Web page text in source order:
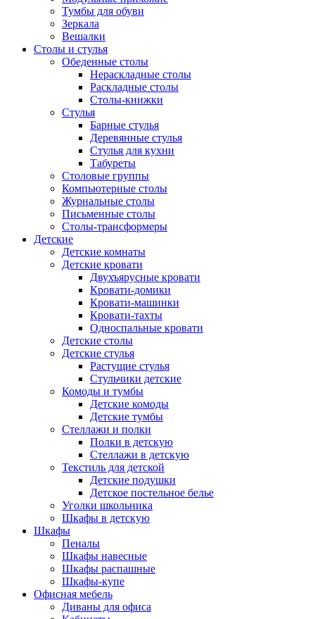
Тумбы для обуви
Зеркала
Вешалки
Столы и стулья
Обеденные столы
Нераскладные столы
Раскладные столы
Столы-книжки
Стулья
Барные стулья
Деревянные стулья
Стулья для кухни
Табуреты
Столовые группы
Компьютерные столы
Журнальные столы
Письменные столы
Столы-трансформеры
Детские
Детские комнаты
Детские кровати
Двухъярусные кровати
Кровати-домики
Кровати-машинки
Кровати-тахты
Односпальные кровати
Детские столы
Детские стулья
Растущие стулья
Стульчики детские
Комоды и тумбы
Детские комоды
Детские тумбы
Стеллажи и полки
Полки в детскую
Стеллажи в детскую
Текстиль для детской
Детские подушки
Детское постельное белье
Уголки школьника
Шкафы в детскую
Шкафы
Пеналы
Шкафы навесные
Шкафы распашные
Шкафы-купе
Офисная мебель
Диваны для офиса